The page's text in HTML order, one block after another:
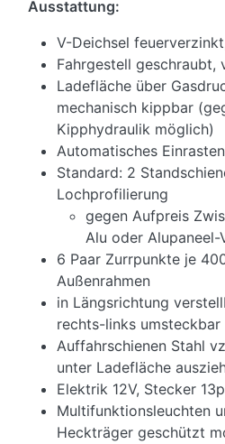
Ausstattung:
V-Deichsel
Fahrgestell geschraubt,
Ladefläche über
mechanisch kippbar
Kipphydraulik möglich)
Automatisches
Standard: 2
Lochprofilierung
gegen Aufpreis
Alu oder
6 Paar Zurrpunkte je
Außenrahmen
in Längsrichtung
rechts-links umsteckbar
Auffahrschienen Stahl
unter Ladefläche
Elektrik 12V, Stecker
Multifunktionsleuchten
Heckträger geschützt